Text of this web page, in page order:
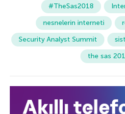
#TheSas2018
nesnelerin interneti
Security Analyst Summit
the sas